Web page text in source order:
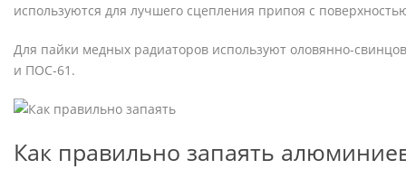
используются для лучшего сцепления припоя с
Для пайки медных радиаторов используют оловянно-
и ПОС-61.
Как правильно запаять